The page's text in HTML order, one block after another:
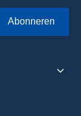
Abonneren